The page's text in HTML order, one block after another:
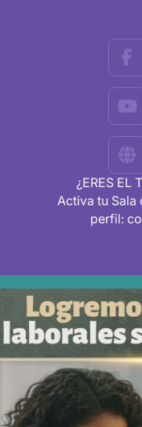
¿ERES EL
Activa tu Sala
perfil: